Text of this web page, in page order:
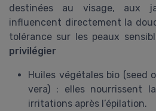
destinées au visage, aux
influencent directement la
tolérance sur les peaux
privilégier
Huiles végétales bio (seed
vera) : elles nourrissent
irritations après l’épilation.